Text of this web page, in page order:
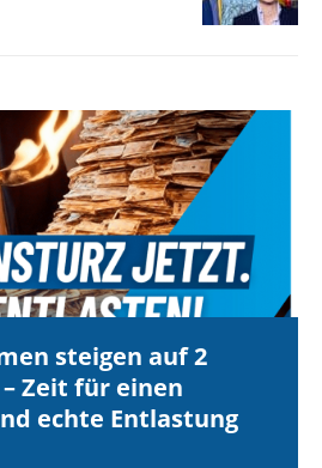
steigen auf 2
Zeit für einen
echte Entlastung